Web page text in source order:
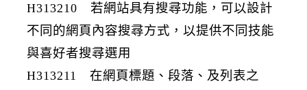
H313210 若網站具有搜尋功能，可以設計
不同的網頁內容搜尋方式，以提供不同技能
與喜好者搜尋選用
H313211 在網頁標題、段落、及列表之